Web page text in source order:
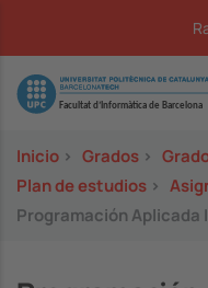
Image
Inicio > Grados >
Plan de estudios >
Programación Aplicada